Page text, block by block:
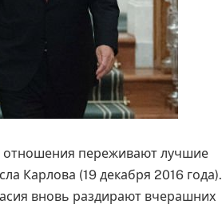
отношения переживают лучшие
Карлова (19 декабря 2016 года).
вновь раздирают вчерашних